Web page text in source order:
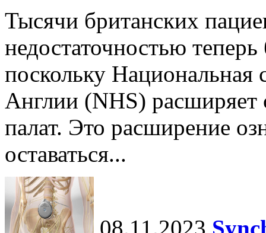
Тысячи британских
недостаточностью
поскольку Национальная
Англии (NHS) расширяет
палат. Это расширение
оставаться...